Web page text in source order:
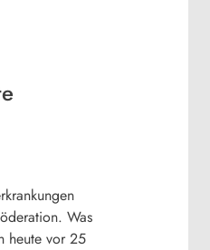
Was
heute vor 25